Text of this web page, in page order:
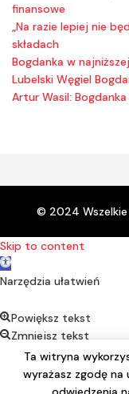
finansowe
„Na razie lepiej nie
składach
Bogdanka w
Lubelski Węgiel
Artur Wasil:
© 2024 Wszelkie
Ta witryna
wyrażasz zgodę na
Skip to content
Open toolbar
Narzędzia ułatwień
Powiększ tekst
Zmniejsz tekst
Kontrast
Negatyw
Podkreśl linki